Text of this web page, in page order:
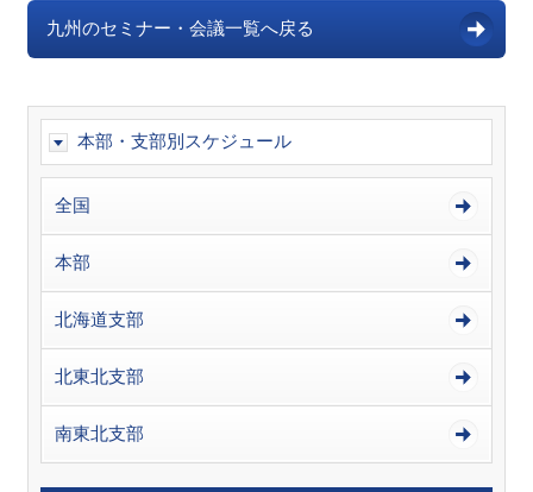
九州のセミナー・会議一覧へ戻る
本部・支部別スケジュール
全国
本部
北海道支部
北東北支部
南東北支部